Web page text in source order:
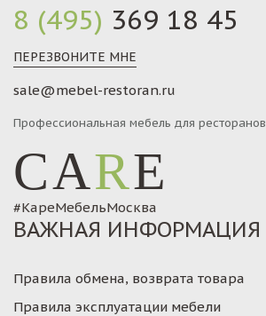
8 (495) 369 18 45
ПЕРЕЗВОНИТЕ МНЕ
sale@mebel-restoran.ru
Профессиональная мебель для ресторанов
CARE
#КареМебельМосква
ВАЖНАЯ ИНФОРМАЦИЯ
Правила обмена, возврата товара
Правила эксплуатации мебели